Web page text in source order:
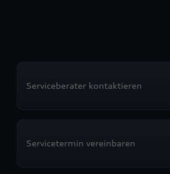
Serviceberater kontaktieren
Servicetermin vereinbaren